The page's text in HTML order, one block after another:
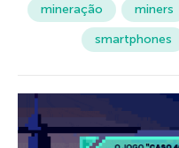
mineração
miners
smartphones